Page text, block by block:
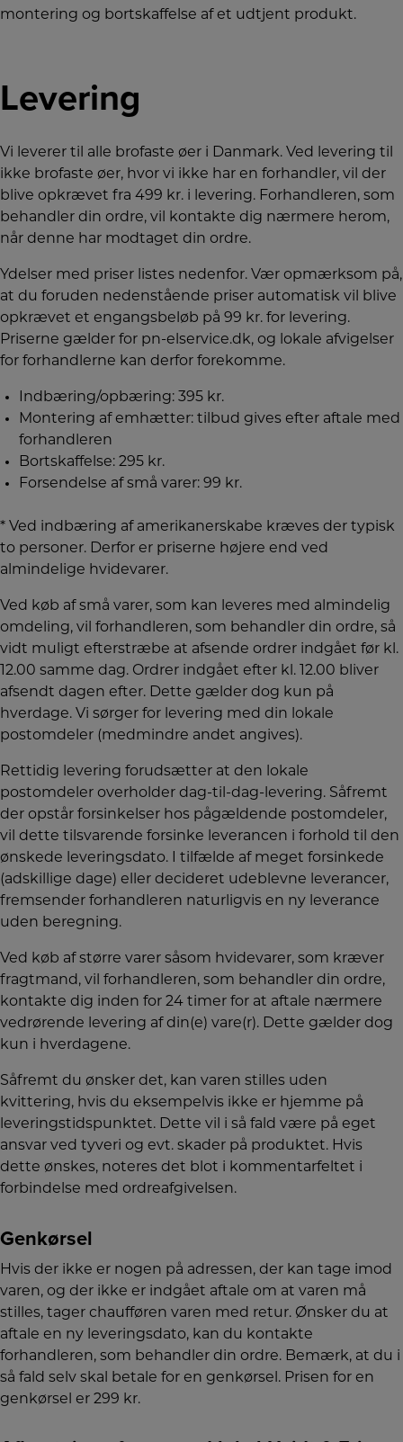
montering og bortskaffelse af et udtjent produkt.
Levering
Vi leverer til alle brofaste øer i Danmark. Ved levering til
ikke brofaste øer, hvor vi ikke har en forhandler, vil der
blive opkrævet fra 499 kr. i levering. Forhandleren, som
behandler din ordre, vil kontakte dig nærmere herom,
når denne har modtaget din ordre.
Ydelser med priser listes nedenfor. Vær opmærksom på,
at du foruden nedenstående priser automatisk vil blive
opkrævet et engangsbeløb på 99 kr. for levering.
Priserne gælder for pn-elservice.dk, og lokale afvigelser
for forhandlerne kan derfor forekomme.
Indbæring/opbæring: 395 kr.
Montering af emhætter: tilbud gives efter aftale med
forhandleren
Bortskaffelse: 295 kr.
Forsendelse af små varer: 99 kr.
* Ved indbæring af amerikanerskabe kræves der typisk
to personer. Derfor er priserne højere end ved
almindelige hvidevarer.
Ved køb af små varer, som kan leveres med almindelig
omdeling, vil forhandleren, som behandler din ordre, så
vidt muligt efterstræbe at afsende ordrer indgået før kl.
12.00 samme dag. Ordrer indgået efter kl. 12.00 bliver
afsendt dagen efter. Dette gælder dog kun på
hverdage. Vi sørger for levering med din lokale
postomdeler (medmindre andet angives).
Rettidig levering forudsætter at den lokale
postomdeler overholder dag-til-dag-levering. Såfremt
der opstår forsinkelser hos pågældende postomdeler,
vil dette tilsvarende forsinke leverancen i forhold til den
ønskede leveringsdato. I tilfælde af meget forsinkede
(adskillige dage) eller decideret udeblevne leverancer,
fremsender forhandleren naturligvis en ny leverance
uden beregning.
Ved køb af større varer såsom hvidevarer, som kræver
fragtmand, vil forhandleren, som behandler din ordre,
kontakte dig inden for 24 timer for at aftale nærmere
vedrørende levering af din(e) vare(r). Dette gælder dog
kun i hverdagene.
Såfremt du ønsker det, kan varen stilles uden
kvittering, hvis du eksempelvis ikke er hjemme på
leveringstidspunktet. Dette vil i så fald være på eget
ansvar ved tyveri og evt. skader på produktet. Hvis
dette ønskes, noteres det blot i kommentarfeltet i
forbindelse med ordreafgivelsen.
Genkørsel
Hvis der ikke er nogen på adressen, der kan tage imod
varen, og der ikke er indgået aftale om at varen må
stilles, tager chaufføren varen med retur. Ønsker du at
aftale en ny leveringsdato, kan du kontakte
forhandleren, som behandler din ordre. Bemærk, at du i
så fald selv skal betale for en genkørsel. Prisen for en
genkørsel er 299 kr.